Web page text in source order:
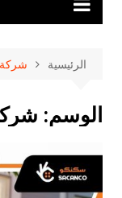
الرئيسية
الوسم: